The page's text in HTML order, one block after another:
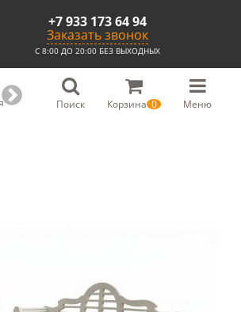
+7 933 173 64 94
Заказать звонок
С 8:00 ДО 20:00 БЕЗ ВЫХОДНЫХ
Мебель для Скамьи из
массива
Поиск Корзина 0 Меню